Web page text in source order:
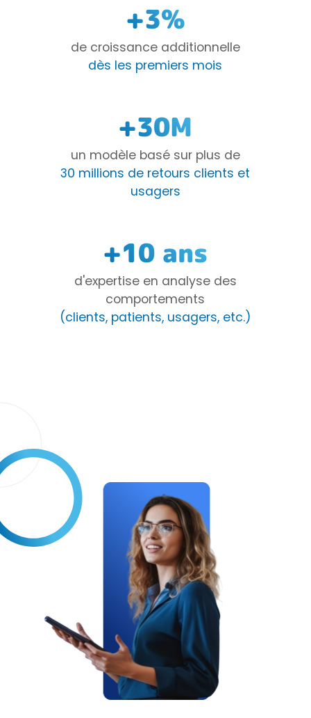
+3%
de croissance additionnelle
dès les premiers mois
+30M
un modèle basé sur plus de
30 millions de retours clients et
usagers
+10 ans
d'expertise en analyse des
comportements
(clients, patients, usagers, etc.)